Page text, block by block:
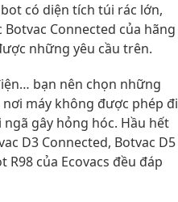
có diện tích túi rác lớn,
Connected của hãng
những yêu cầu trên.
bạn nên chọn những
máy không được phép đi
gây hỏng hóc. Hầu hết
D3 Connected, Botvac D5
của Ecovacs đều đáp